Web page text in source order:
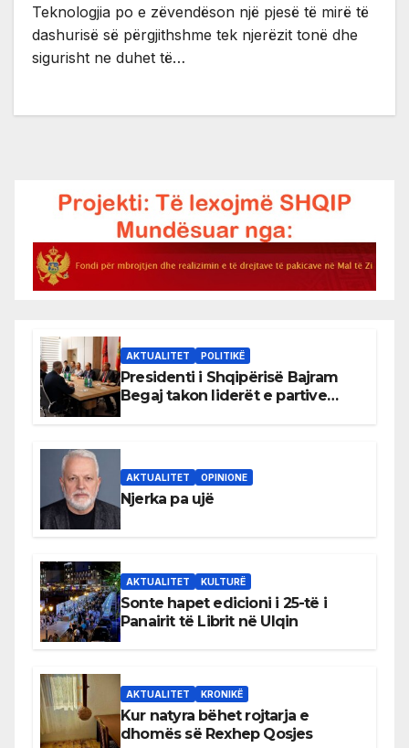
Teknologjia po e zëvendëson një pjesë të mirë të
dashurisë së përgjithshme tek njerëzit tonë dhe
sigurisht ne duhet të…
AKTUALITET POLITIKË
Presidenti i Shqipërisë Bajram
Begaj takon liderët e partive
AKTUALITET OPINIONE
Njerka pa ujë
AKTUALITET KULTURË
Sonte hapet edicioni i 25-të i
Panairit të Librit në Ulqin
AKTUALITET KRONIKË
Kur natyra bëhet rojtarja e
dhomës së Rexhep Qosjes